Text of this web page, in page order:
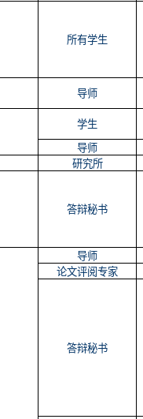
所有学生
导师
学生
导师
研究所
答辩秘书
导师
论文评阅专家
答辩秘书